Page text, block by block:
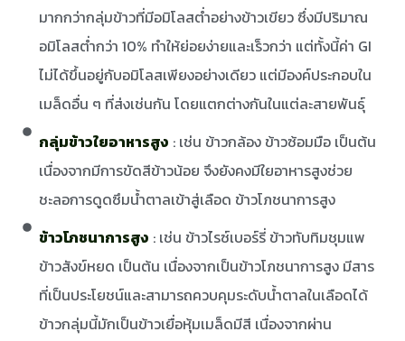
มากกว่ากลุ่มข้าวที่มีอมิโลสต่ำอย่างข้าวเขียว ซึ่งมีปริมาณ
อมิโลสต่ำกว่า 10% ทำให้ย่อยง่ายและเร็วกว่า แต่ทั้งนี้ค่า GI
ไม่ได้ขึ้นอยู่กับอมิโลสเพียงอย่างเดียว แต่มีองค์ประกอบใน
เมล็ดอื่น ๆ ที่ส่งเช่นกัน โดยแตกต่างกันในแต่ละสายพันธุ์
กลุ่มข้าวใยอาหารสูง : เช่น ข้าวกล้อง ข้าวซ้อมมือ เป็นต้น
เนื่องจากมีการขัดสีข้าวน้อย จึงยังคงมีใยอาหารสูงช่วย
ชะลอการดูดซึมน้ำตาลเข้าสู่เลือด ข้าวโภชนาการสูง
ข้าวโภชนาการสูง : เช่น ข้าวไรซ์เบอร์รี่ ข้าวทับทิมชุมแพ
ข้าวสังข์หยด เป็นต้น เนื่องจากเป็นข้าวโภชนาการสูง มีสาร
ที่เป็นประโยชน์และสามารถควบคุมระดับน้ำตาลในเลือดได้
ข้าวกลุ่มนี้มักเป็นข้าวเยื่อหุ้มเมล็ดมีสี เนื่องจากผ่าน